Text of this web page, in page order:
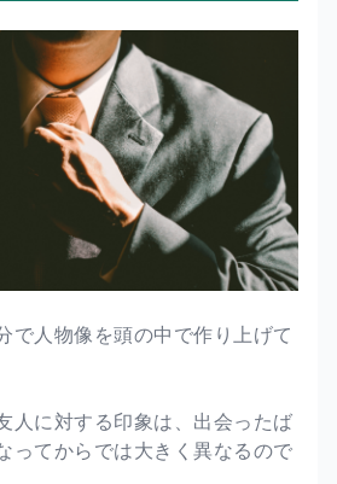
で人物像を頭の中で作り上げて
人に対する印象は、出会ったば
ってからでは大きく異なるので